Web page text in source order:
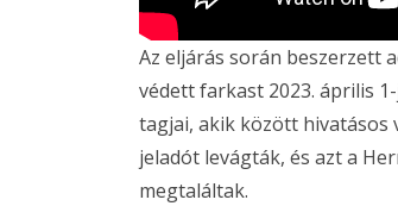
Az eljárás során beszerzett
védett farkast 2023. április
tagjai, akik között hivatásos
jeladót levágták, és azt a
megtaláltak.